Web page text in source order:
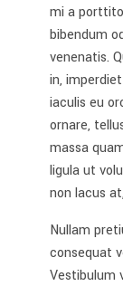
mi a
bibendum
venenatis.
in,
iaculis eu
ornare,
massa
ligula ut
non lacus
Nullam
consequat
Vestibulum